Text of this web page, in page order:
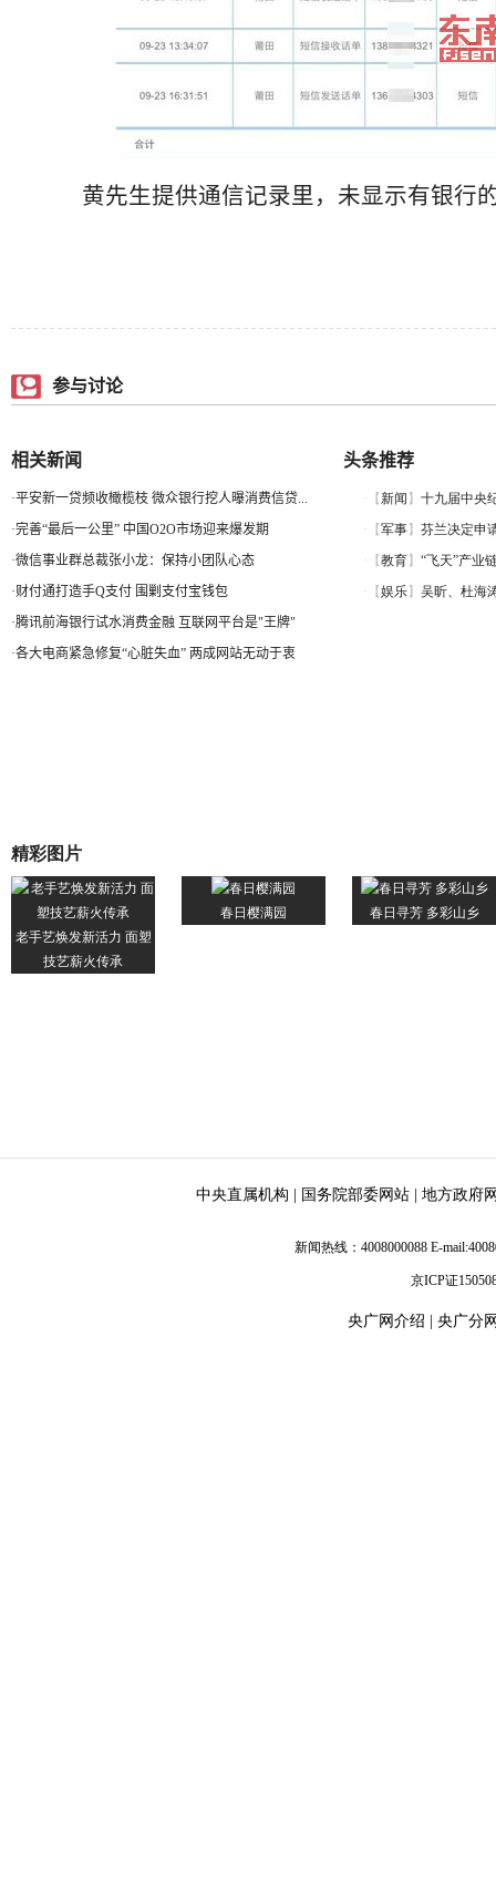
黄先生提供通信记录里，未显示有银行
参与讨论
相关新闻
·平安新一贷频收橄榄枝 微众银行挖人曝消费信贷...
·完善“最后一公里” 中国O2O市场迎来爆发期
·微信事业群总裁张小龙：保持小团队心态
·财付通打造手Q支付 围剿支付宝钱包
·腾讯前海银行试水消费金融 互联网平台是"王牌"
·各大电商紧急修复“心脏失血” 两成网站无动于衷
头条推荐